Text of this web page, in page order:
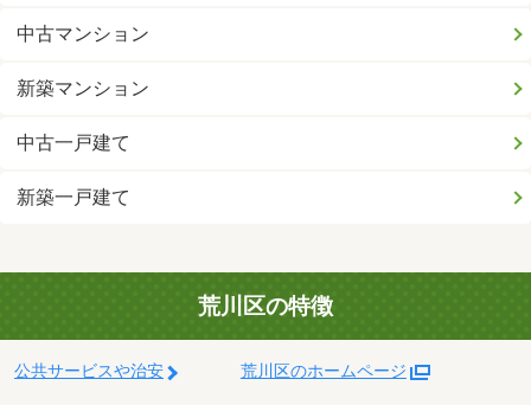
中古マンション
新築マンション
中古一戸建て
新築一戸建て
荒川区の特徴
公共サービスや治安 荒川区のホームページ